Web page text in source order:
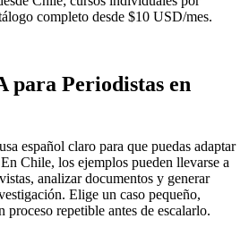
completo desde $10 USD/mes.
para Periodistas en
español claro para que puedas adaptar
Chile, los ejemplos pueden llevarse a
, analizar documentos y generar
. Elige un caso pequeño,
repetible antes de escalarlo.